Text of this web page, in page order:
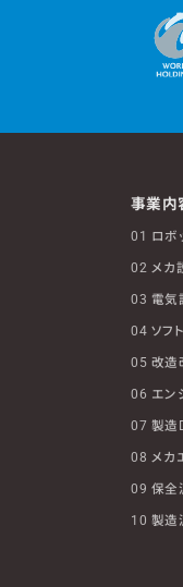
事業内
01 ロボ
02 メカ
03 電気
04 ソフ
05 改造
06 エン
07 製造
08 メカ
09 保全
10 製造